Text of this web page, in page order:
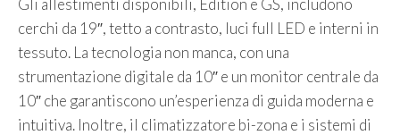
Gli allestimenti disponibili, Edition e GS, includono
cerchi da 19″, tetto a contrasto, luci full LED e interni in
tessuto. La tecnologia non manca, con una
strumentazione digitale da 10″ e un monitor centrale da
10″ che garantiscono un’esperienza di guida moderna e
intuitiva. Inoltre, il climatizzatore bi-zona e i sistemi di